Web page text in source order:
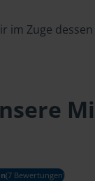
im Zuge
(7 Bewertungen)